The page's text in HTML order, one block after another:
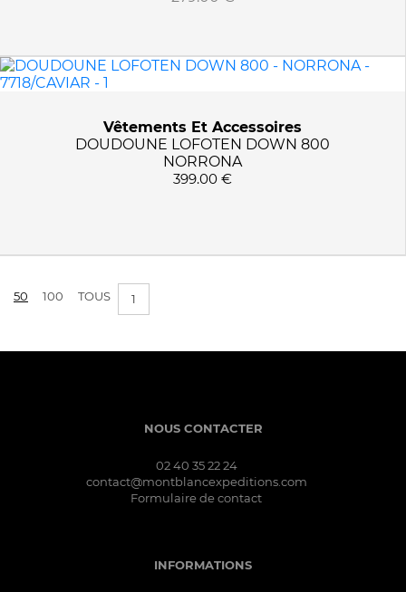
Vêtements Et Accessoires
DOUDOUNE LOFOTEN DOWN 800
NORRONA
399.00 €
50 100 TOUS 1
NOUS CONTACTER
02 40 35 22 24
contact@montblancexpeditions.com
Formulaire de contact
INFORMATIONS